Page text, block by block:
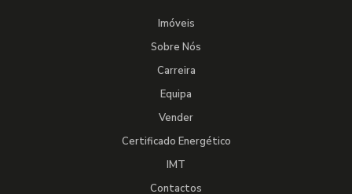
Imóveis
Sobre Nós
Carreira
Equipa
Vender
Certificado Energético
IMT
Contactos